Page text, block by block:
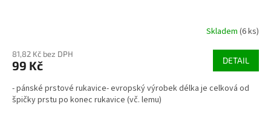
Skladem (6 ks)
81,82 Kč bez DPH
99 Kč DETAIL
- pánské prstové rukavice- evropský výrobek délka je celková od
špičky prstu po konec rukavice (vč. lemu)